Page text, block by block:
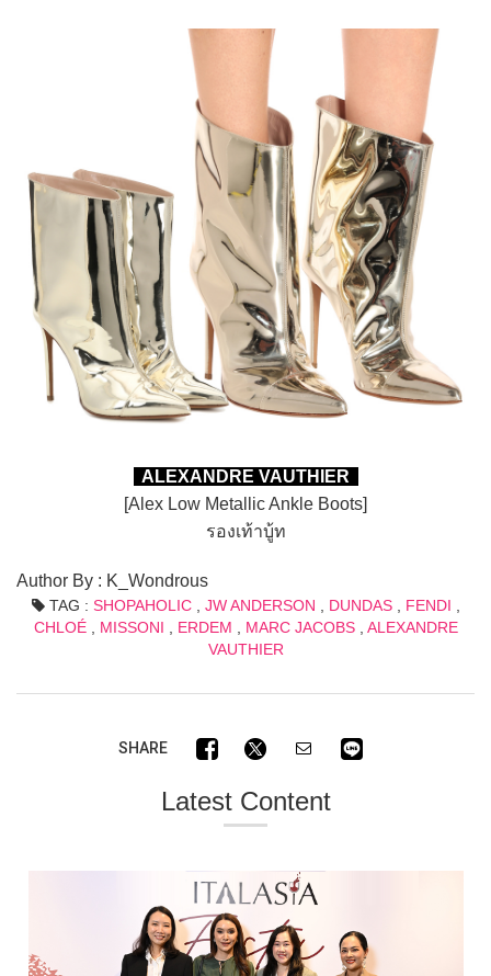
ALEXANDRE VAUTHIER
[Alex Low Metallic Ankle Boots]
รองเท้าบู้ท
Author By : K_Wondrous
TAG : SHOPAHOLIC, JW ANDERSON DUNDAS, FENDI
CHLOÉ, MISSONI ERDEM MARC JACOBS, ALEXANDRE
VAUTHIER
SHARE
Latest Content